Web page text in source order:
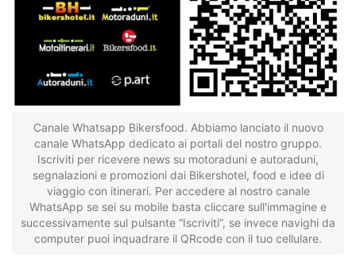
Canale Whatsapp Bikersfood. Abbiamo lanciato il nuovo
canale WhatsApp dedicato ai portali del nostro gruppo.
Iscriviti per ricevere news su motoraduni e autoraduni,
segnalazioni e promozioni dai Bikershotel, food e idee di
viaggio con itinerari. Per accedere al nostro canale
WhatsApp se sei su mobile basta cliccare sull'immagine e
successivamente sul pulsante “Iscriviti”, se invece navighi da
computer puoi inquadrare il QRcode con il tuo cellulare.